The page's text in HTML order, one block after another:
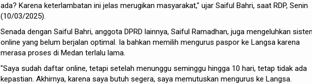
ada? Karena keterlambatan ini jelas merugikan masyarakat," ujar Saiful Bahri, saat RDP, Senin
(10/03/2025).
Senada dengan Saiful Bahri, anggota DPRD lainnya, Saiful Ramadhan, juga mengeluhkan
online yang belum berjalan optimal. Ia bahkan memilih mengurus paspor ke Langsa karena
merasa proses di Medan terlalu lama.
"Saya sudah daftar online, tetapi setelah menunggu seminggu hingga 10 hari, tetap tidak ada
kepastian. Akhirnya, karena saya butuh segera, saya memutuskan mengurus ke Langsa.